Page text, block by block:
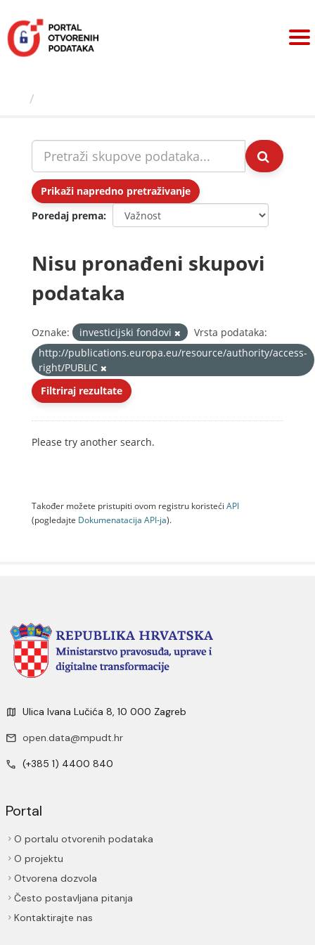
sadržaj
Prikaži napredno pretraživanje
Poredaj prema
Nisu pronađeni skupovi
podataka
Oznake: investicijski fondovi
Vrsta podataka:
http://publications.europa.eu/resource/authority/access-
right/PUBLIC
Filtriraj rezultate
Please try another search.
Također možete pristupiti ovom registru koristeći API
(pogledajte Dokumenаtаcijа API-jа).